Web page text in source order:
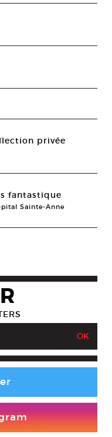
privée
fantastique
Sainte-Anne